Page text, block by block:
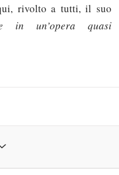
rivolto a tutti, il suo
in un’opera quasi
possono